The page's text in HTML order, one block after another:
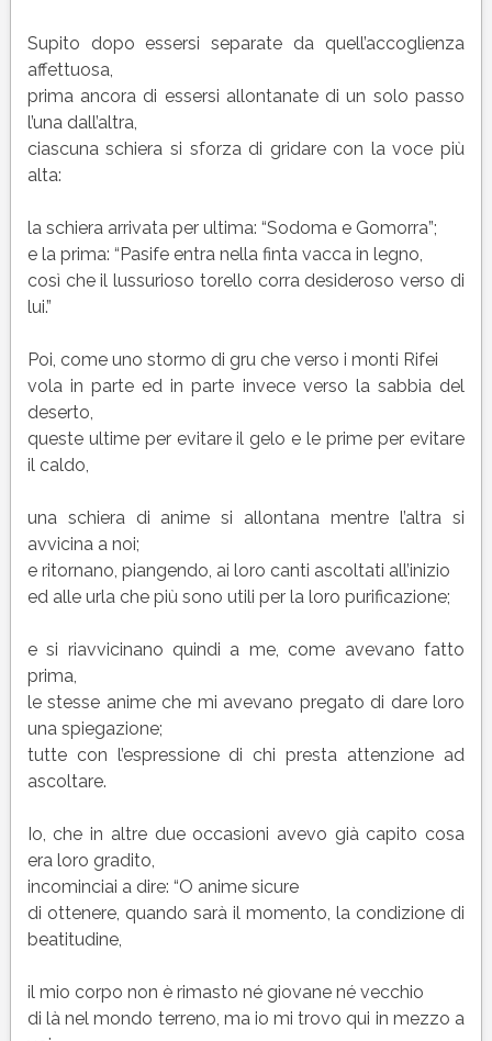
Supito dopo essersi separate da quell’accoglienza
affettuosa,
prima ancora di essersi allontanate di un solo passo
l’una dall’altra,
ciascuna schiera si sforza di gridare con la voce più
alta:
la schiera arrivata per ultima: “Sodoma e Gomorra”;
e la prima: “Pasife entra nella finta vacca in legno,
così che il lussurioso torello corra desideroso verso di
lui.”
Poi, come uno stormo di gru che verso i monti Rifei
vola in parte ed in parte invece verso la sabbia del
deserto,
queste ultime per evitare il gelo e le prime per evitare
il caldo,
una schiera di anime si allontana mentre l’altra si
avvicina a noi;
e ritornano, piangendo, ai loro canti ascoltati all’inizio
ed alle urla che più sono utili per la loro purificazione;
e si riavvicinano quindi a me, come avevano fatto
prima,
le stesse anime che mi avevano pregato di dare loro
una spiegazione;
tutte con l’espressione di chi presta attenzione ad
ascoltare.
Io, che in altre due occasioni avevo già capito cosa
era loro gradito,
incominciai a dire: “O anime sicure
di ottenere, quando sarà il momento, la condizione di
beatitudine,
il mio corpo non è rimasto né giovane né vecchio
di là nel mondo terreno, ma io mi trovo qui in mezzo a